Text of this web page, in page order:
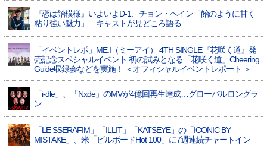
『恋は飴模様』いよいよD-1、チョン・ヘイン「飴のように甘く
粘り強い魅力」…キャストが見どころ語る
「イベントレポ」ME:I（ミーアイ） 4TH SINGLE『花咲く道』発
売記念スペシャルイベント 初の試みとなる「花咲く道」Cheering
Guide収録会などを実施！ ＜オフィシャルイベントレポート ＞
「i-dle」、「Nxde」のMVが4億回再生達成…グローバルロングラ
ン
「LE SSERAFIM」「ILLIT」「KATSEYE」の「ICONIC BY
MISTAKE」、米「ビルボードHot 100」に7週連続チャートイン